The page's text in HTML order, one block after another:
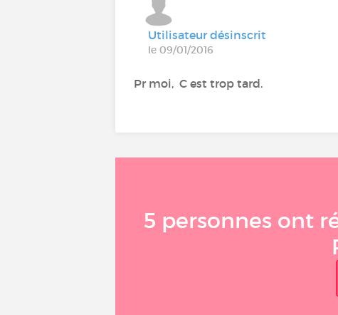
Utilisateur désinscrit
le 09/01/2016
Pr moi, C est trop tard.
5 personnes ont